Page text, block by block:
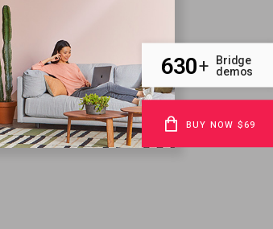
630+
Bridge
demos
BUY NOW $69